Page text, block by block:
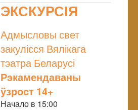
ЭКСКУРСІЯ
Адмысловы свет
закулісся Вялікага
тэатра Беларусі
Рэкамендаваны
ўзрост 14+
Начало в 15:00